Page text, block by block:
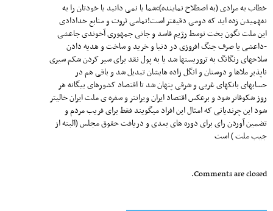
خطاب به مرادی (به اصطلاح نماینده):شما یا نمی دانید یا خودتان را به
نفهمیدن زده اید که دومی دقیقتر است!تمامی ثروت و منابع خدادادی
این ملت نگون بخت توسط رژیم فاسد و جانی جمهوری آخوندی جاعشی
-داعشی یا صرف جنگ افروزی در دنیا و خرید و ساخت و هدیه دادن
سلاحهای رنگانگ به تروریستها شد یا به پول نقد برای سیر کردن شکم سیری
ناپذیر ملاها و دوستان و انگل زاده هایشان تبدیل شد و باقی هم در
حسابهای بانکهای غربی و شرقی پنهان شد تا اقتصاد کشورهای بیگانه هر
روز شکوفاتر شود و برعکس اقتصاد ایران ویرانتر و سفره ی ملت ایران خالیتر
شود این چرندیاتی که امثال این افراد میگویند فقط برای فریب مردم و
تضمین آوردن رای برای دوره های بعدی و دریافت حقوق مجلس (البته از
جیب ملت ) است
Comments are closed.